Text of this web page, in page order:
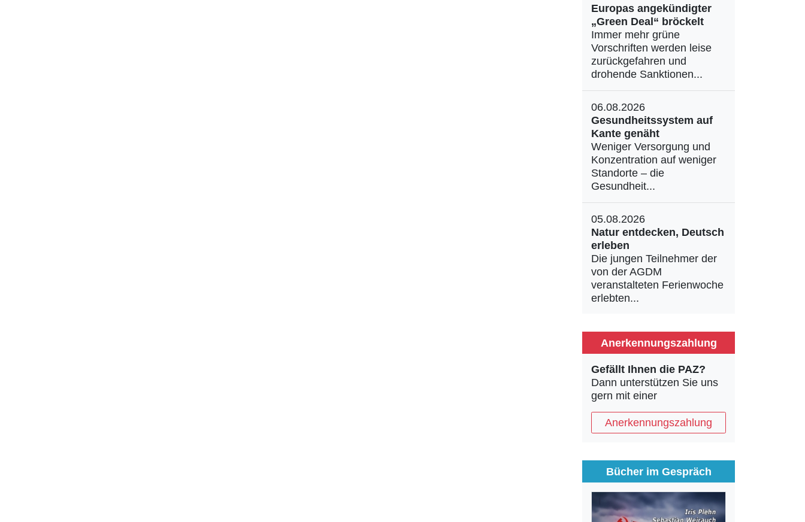
Europas angekündigter
„Green Deal“ bröckelt
Immer mehr grüne
Vorschriften werden leise
zurückgefahren und
drohende Sanktionen...
06.08.2026
Gesundheitssystem auf
Kante genäht
Weniger Versorgung und
Konzentration auf weniger
Standorte – die
Gesundheit...
05.08.2026
Natur entdecken, Deutsch
erleben
Die jungen Teilnehmer der
von der AGDM
veranstalteten Ferienwoche
erlebten...
Anerkennungszahlung
Gefällt Ihnen die PAZ?
Dann unterstützen Sie uns
gern mit einer
Anerkennungszahlung
Bücher im Gespräch